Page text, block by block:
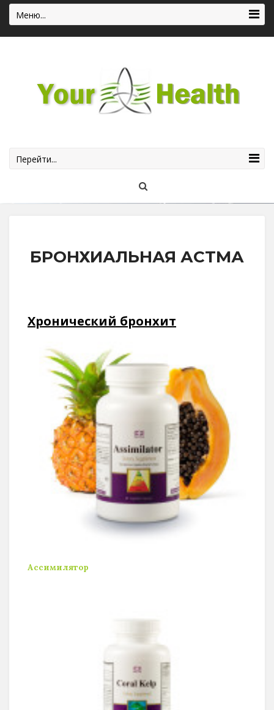
Меню...
Перейти...
БРОНХИАЛЬНАЯ АСТМА
Хронический бронхит
Ассимилятор